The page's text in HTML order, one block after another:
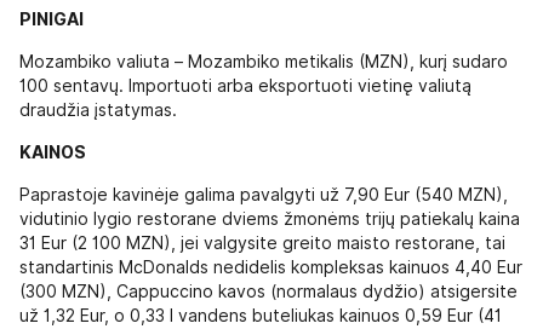
PINIGAI
Mozambiko valiuta – Mozambiko metikalis (MZN), kurį sudaro
100 sentavų. Importuoti arba eksportuoti vietinę valiutą
draudžia įstatymas.
KAINOS
Paprastoje kavinėje galima pavalgyti už 7,90 Eur (540 MZN),
vidutinio lygio restorane dviems žmonėms trijų patiekalų kaina
31 Eur (2 100 MZN), jei valgysite greito maisto restorane, tai
standartinis McDonalds nedidelis kompleksas kainuos 4,40 Eur
(300 MZN), Cappuccino kavos (normalaus dydžio) atsigersite
už 1,32 Eur, o 0,33 l vandens buteliukas kainuos 0,59 Eur (41